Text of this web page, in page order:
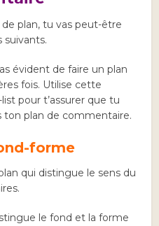
plan, tu vas peut-être
suivants.
évident de faire un plan
fois. Utilise cette
pour t’assurer que tu
ton plan de commentaire.
forme
qui distingue le sens du
le fond et la forme